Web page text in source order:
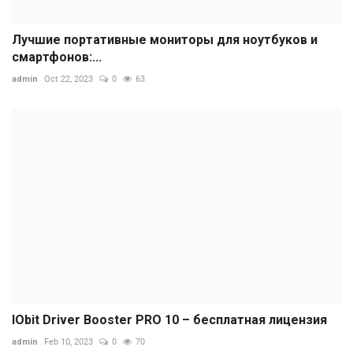
Лучшие портативные мониторы для ноутбуков и
смартфонов:...
admin Oct 22, 2023 0 63
IObit Driver Booster PRO 10 – бесплатная лицензия
admin Feb 10, 2023 0 70